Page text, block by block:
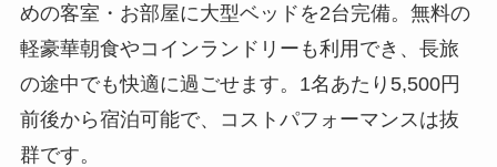
めの客室・お部屋に大型ベッドを2台完備。無料の
軽豪華朝食やコインランドリーも利用でき、長旅
の途中でも快適に過ごせます。1名あたり5,500円
前後から宿泊可能で、コストパフォーマンスは抜
群です。